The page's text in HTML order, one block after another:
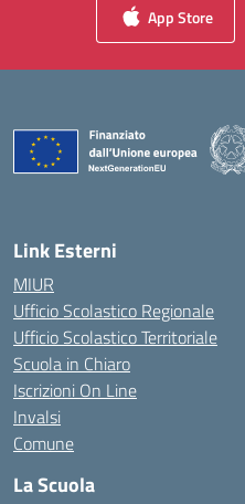
App Store
Link Esterni
MIUR
Ufficio Scolastico Regionale
Ufficio Scolastico Territoriale
Scuola in Chiaro
Iscrizioni On Line
Invalsi
Comune
La Scuola